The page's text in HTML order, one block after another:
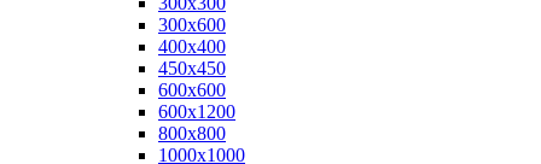
300х600
400х400
450х450
600х600
600х1200
800х800
1000х1000